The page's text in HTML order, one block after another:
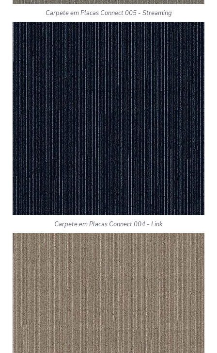
Carpete em Placas Connect 005 - Streaming
Carpete em Placas Connect 004 - Link